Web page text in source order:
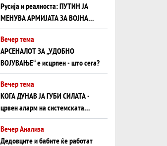
Русија и реалноста: ПУТИН ЈА
МЕНУВА АРМИЈАТА ЗА ВОЈНА
ШТО ОСТАНУВА БЕЗ ФРОНТ
Вечер тема
АРСЕНАЛОТ ЗА „УДОБНО
ВОЈУВАЊЕ“ е исцрпен - што сега?
Вечер тема
КОГА ДУНАВ ЈА ГУБИ СИЛАТА -
црвен аларм на системската
плоча од јужна Германија до
Црното Море...
Вечер Анализа
Дедовците и бабите ќе работат